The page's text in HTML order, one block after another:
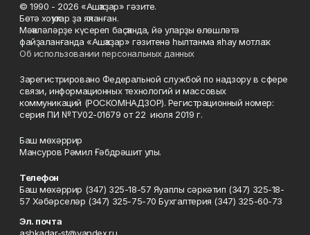
© 1990 - 2026 «Ашҡаҙар» гәзите.
Бөтә хоҡуҡтар ҙа яҡланған.
Мәҡәләләрҙе күсереп баҫҡанда, йә уларҙы өлөшләтә
файҙаланғанда «Ашҡаҙар» гәзитенә һылтанма яһау мотлаҡ.
Об использовании персональных данных
Зарегистрировано Федеральной службой по надзору в сфере
связи, информационных технологий и массовых
коммуникаций (РОСКОМНАДЗОР). Регистрационный номер:
серия ПИ №ТУ02-01679 от 22 июля 2019 г.
Баш мөхәррир
Мансуров Рәмил Ғәбдрәшит улы.
Телефон
Баш мөхәррир (347) 325-18-57 Яуаплы сәркәтип (347) 325-18-
57 Хәбәрселәр (347) 325-75-70 Бухгалтерия (347) 325-60-73
Эл. почта